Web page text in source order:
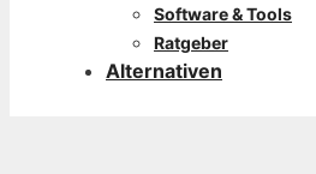
Software & Tools
Ratgeber
Alternativen